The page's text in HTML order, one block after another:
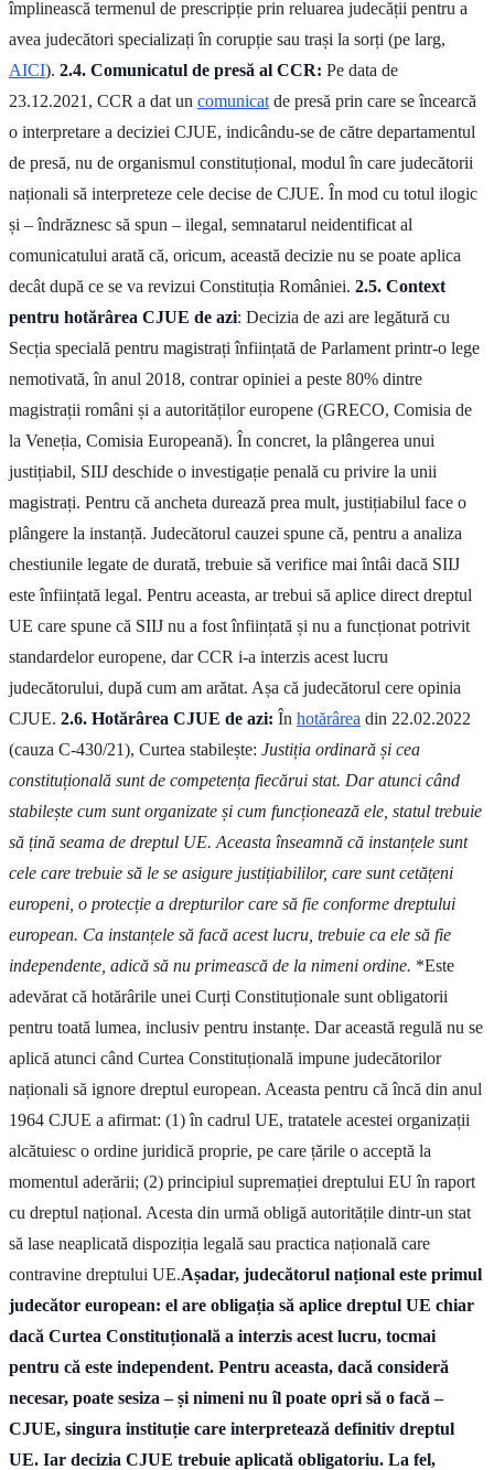
împlinească termenul de prescripție prin reluarea judecății pentru a
avea judecători specializați în corupție sau trași la sorți (pe larg,
AICI). 2.4. Comunicatul de presă al CCR: Pe data de
23.12.2021, CCR a dat un comunicat de presă prin care se încearcă
o interpretare a deciziei CJUE, indicându-se de către departamentul
de presă, nu de organismul constituțional, modul în care judecătorii
naționali să interpreteze cele decise de CJUE. În mod cu totul ilogic
și – îndrăznesc să spun – ilegal, semnatarul neidentificat al
comunicatului arată că, oricum, această decizie nu se poate aplica
decât după ce se va revizui Constituția României. 2.5. Context
pentru hotărârea CJUE de azi: Decizia de azi are legătură cu
Secția specială pentru magistrați înființată de Parlament printr-o lege
nemotivată, în anul 2018, contrar opiniei a peste 80% dintre
magistrații români și a autorităților europene (GRECO, Comisia de
la Veneția, Comisia Europeană). În concret, la plângerea unui
justițiabil, SIIJ deschide o investigație penală cu privire la unii
magistrați. Pentru că ancheta durează prea mult, justițiabilul face o
plângere la instanță. Judecătorul cauzei spune că, pentru a analiza
chestiunile legate de durată, trebuie să verifice mai întâi dacă SIIJ
este înființată legal. Pentru aceasta, ar trebui să aplice direct dreptul
UE care spune că SIIJ nu a fost înființată și nu a funcționat potrivit
standardelor europene, dar CCR i-a interzis acest lucru
judecătorului, după cum am arătat. Așa că judecătorul cere opinia
CJUE. 2.6. Hotărârea CJUE de azi: În hotărârea din 22.02.2022
(cauza C‑430/21), Curtea stabilește: Justiția ordinară și cea
constituțională sunt de competența fiecărui stat. Dar atunci când
stabilește cum sunt organizate și cum funcționează ele, statul trebuie
să țină seama de dreptul UE. Aceasta înseamnă că instanțele sunt
cele care trebuie să le se asigure justițiabililor, care sunt cetățeni
europeni, o protecție a drepturilor care să fie conforme dreptului
european. Ca instanțele să facă acest lucru, trebuie ca ele să fie
independente, adică să nu primească de la nimeni ordine. *Este
adevărat că hotărârile unei Curți Constituționale sunt obligatorii
pentru toată lumea, inclusiv pentru instanțe. Dar această regulă nu se
aplică atunci când Curtea Constituțională impune judecătorilor
naționali să ignore dreptul european. Aceasta pentru că încă din anul
1964 CJUE a afirmat: (1) în cadrul UE, tratatele acestei organizații
alcătuiesc o ordine juridică proprie, pe care țările o acceptă la
momentul aderării; (2) principiul supremației dreptului EU în raport
cu dreptul național. Acesta din urmă obligă autoritățile dintr-un stat
să lase neaplicată dispoziția legală sau practica națională care
contravine dreptului UE.Așadar, judecătorul național este primul
judecător european: el are obligația să aplice dreptul UE chiar
dacă Curtea Constituțională a interzis acest lucru, tocmai
pentru că este independent. Pentru aceasta, dacă consideră
necesar, poate sesiza – și nimeni nu îl poate opri să o facă –
CJUE, singura instituție care interpretează definitiv dreptul
UE. Iar decizia CJUE trebuie aplicată obligatoriu. La fel,